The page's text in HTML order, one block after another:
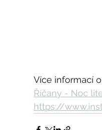
Více informací
Říčany - Noc
https://